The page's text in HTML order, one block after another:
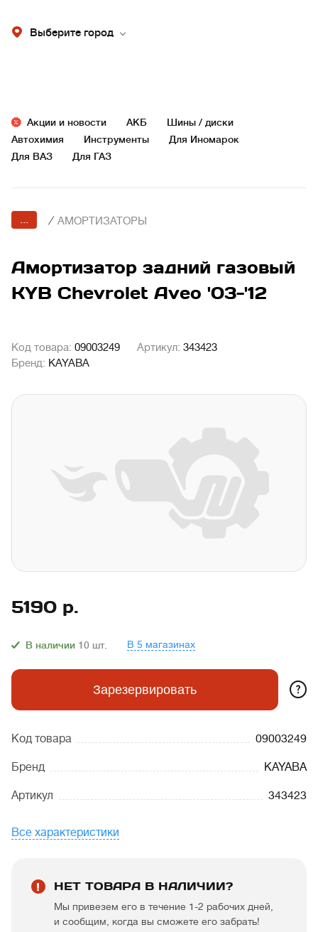
Выберите город
Акции и новости АКБ
Шины / диски
Автохимия
Инструменты
Для Иномарок
Для ВАЗ
Для ГАЗ
... / АМОРТИЗАТОРЫ
Амортизатор задний газовый
KYB Chevrolet Aveo '03-'12
Код товара: 09003249 Артикул: 343423
Бренд: KAYABA
5190 р.
В наличии 10 шт. В 5 магазинах
Зарезервировать ?
Код товара 09003249
Бренд KAYABA
Артикул 343423
Все характеристики
НЕТ ТОВАРА В НАЛИЧИИ?
Мы привезем его в течение 1-2 рабочих дней,
и сообщим, когда вы сможете его забрать!